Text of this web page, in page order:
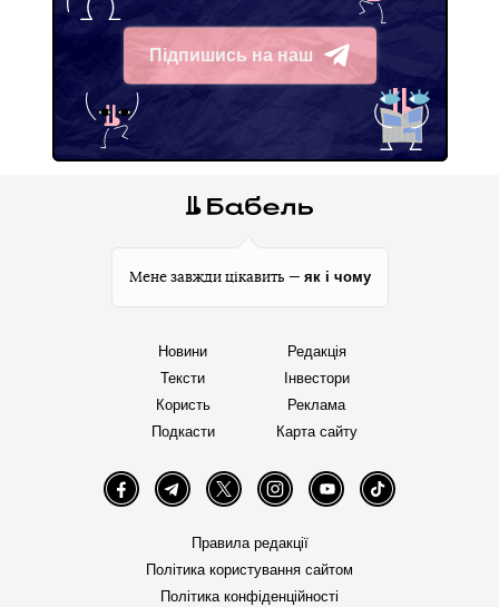
Підпишись на наш
Telegram
Мене завжди цікавить — як і чому
Новини
Тексти
Користь
Подкасти
Редакція
Інвестори
Реклама
Карта сайту
FacebookTelegramTwitter InstagramYouTube TikTok
Правила редакції
Політика користування сайтом
Політика конфіденційності